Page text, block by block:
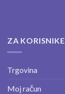
ZA KORISNIKE
Trgovina
Moj račun